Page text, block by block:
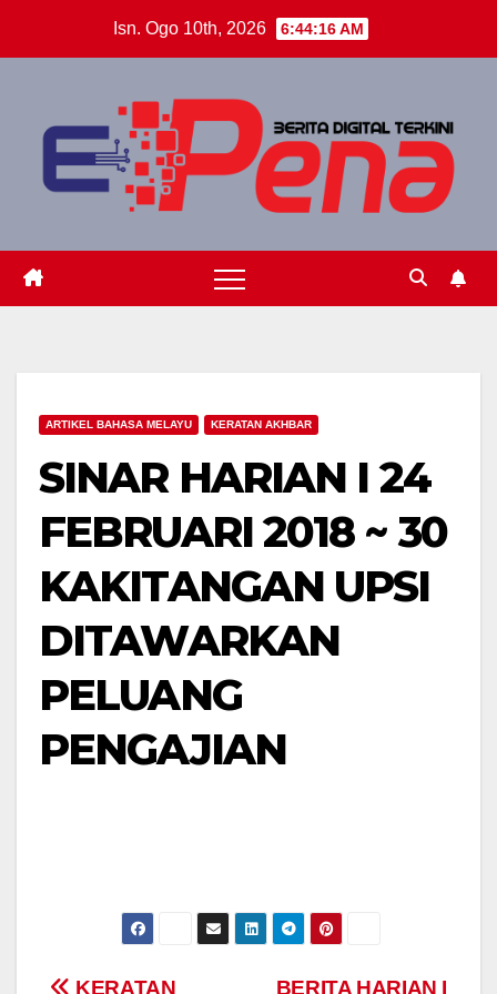
Isn. Ogo 10th, 2026 6:44:17 AM
ARTIKEL BAHASA MELAYU KERATAN AKHBAR
SINAR HARIAN I 24
FEBRUARI 2018 ~ 30
KAKITANGAN UPSI
DITAWARKAN
PELUANG
PENGAJIAN
BERITA HARIAN I
KERATAN